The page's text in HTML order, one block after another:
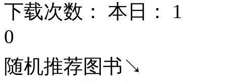
下载次数： 本日： 1
0
随机推荐图书↘